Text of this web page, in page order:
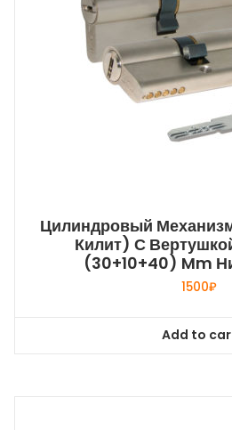
Цилиндровый
Килит) С
(30+10+40) Mm
1500₽
Add to